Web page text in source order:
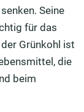
Seine
für das
Grünkohl ist
die
beim